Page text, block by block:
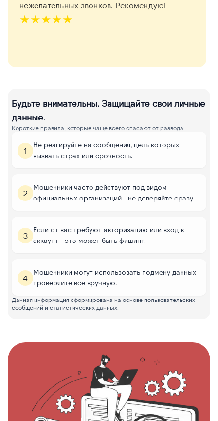
нежелательных звонков. Рекомендую!
★★★★★
Будьте внимательны. Защищайте свои личные
данные.
Короткие правила, которые чаще всего спасают от развода
1
Не реагируйте на сообщения, цель которых
вызвать страх или срочность.
2
Мошенники часто действуют под видом
официальных организаций - не доверяйте сразу.
3
Если от вас требуют авторизацию или вход в
аккаунт - это может быть фишинг.
4
Мошенники могут использовать подмену данных -
проверяйте всё вручную.
Данная информация сформирована на основе пользовательских
сообщений и статистических данных.